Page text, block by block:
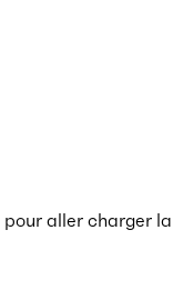
pour aller charger la